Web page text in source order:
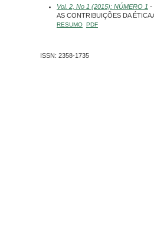
Vol. 2, No 1 (2015): NÚMERO 1 -
AS CONTRIBUIÇÕES DA
RESUMO PDF
ISSN: 2358-1735